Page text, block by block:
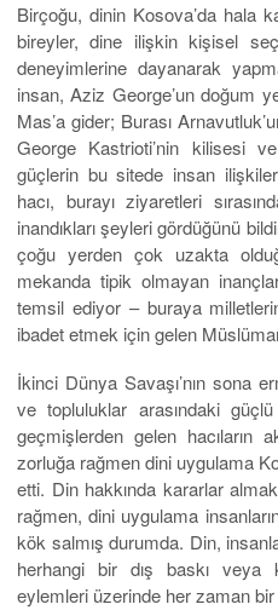
Birçoğu, dinin Kosova’da hala
bireyler, dine ilişkin kişisel
deneyimlerine dayanarak
insan, Aziz George’un doğum
Mas’a gider; Burası
George Kastrioti’nin kilisesi
güçlerin bu sitede insan
hacı, burayı ziyaretleri
inandıkları şeyleri gördüğünü
çoğu yerden çok uzakta
mekanda tipik olmayan
temsil ediyor – buraya
ibadet etmek için gelen
İkinci Dünya Savaşı’nın sona
ve topluluklar arasındaki
geçmişlerden gelen hacıların
zorluğa rağmen dini uygulama
etti. Din hakkında kararlar
rağmen, dini uygulama
kök salmış durumda. Din,
herhangi bir dış baskı veya
eylemleri üzerinde her zaman